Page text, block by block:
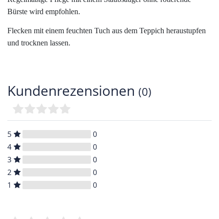
Bürste wird empfohlen.
Flecken mit einem feuchten Tuch aus dem Teppich heraustupfen
und trocknen lassen.
Kundenrezensionen (0)
5
0
4
0
3
0
2
0
1
0
Bewertungssterne